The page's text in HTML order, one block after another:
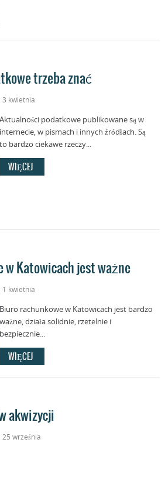
trzeba znać
3 kwietnia
Aktualności podatkowe publikowane są w
internecie, w pismach i innych źródłach. Są
to bardzo ciekawe rzeczy...
WIĘCEJ
w Katowicach jest ważne
1 kwietnia
Biuro rachunkowe w Katowicach jest bardzo
ważne, działa solidnie, rzetelnie i
bezpiecznie...
WIĘCEJ
akwizycji
25 września